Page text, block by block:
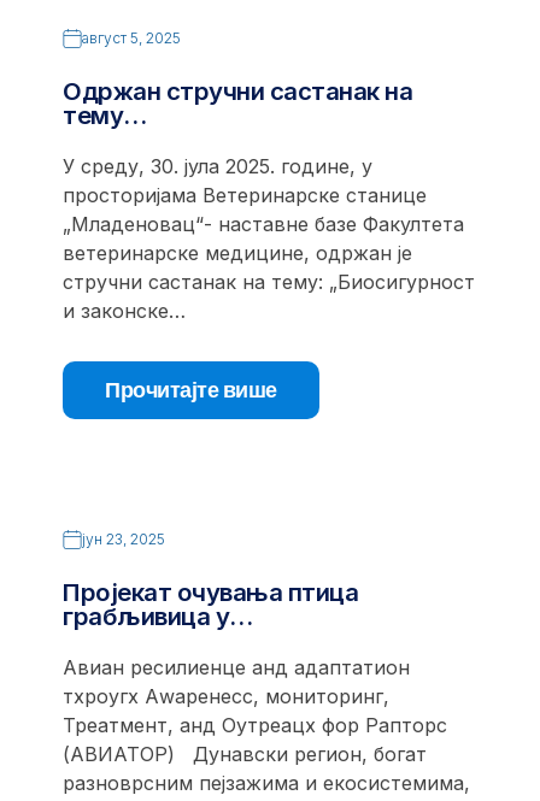
август 5, 2025
Одржан стручни састанак на
тему…
У среду, 30. јула 2025. године, у
просторијама Ветеринарске станице
„Младеновац“- наставне базе Факултета
ветеринарске медицине, одржан је
стручни састанак на тему: „Биосигурност
и законске…
Прочитајте више
јун 23, 2025
Пројекат очувања птица
грабљивица у…
Авиан ресилиенце анд адаптатион
тхроугх Аwаренесс, мониторинг,
Треатмент, анд Оутреацх фор Рапторс
(АВИАТОР) Дунавски регион, богат
разноврсним пејзажима и екосистемима,